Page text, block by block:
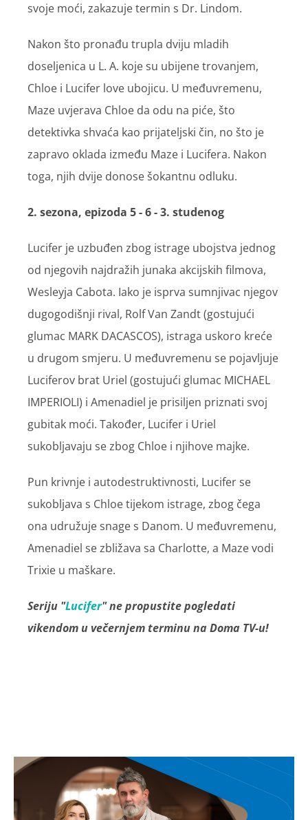
svoje moći, zakazuje termin s Dr. Lindom.
Nakon što pronađu trupla dviju mladih
doseljenica u L. A. koje su ubijene trovanjem,
Chloe i Lucifer love ubojicu. U međuvremenu,
Maze uvjerava Chloe da odu na piće, što
detektivka shvaća kao prijateljski čin, no što je
zapravo oklada između Maze i Lucifera. Nakon
toga, njih dvije donose šokantnu odluku.
2. sezona, epizoda 5 - 6 - 3. studenog
Lucifer je uzbuđen zbog istrage ubojstva jednog
od njegovih najdražih junaka akcijskih filmova,
Wesleyja Cabota. Iako je isprva sumnjivac njegov
dugogodišnji rival, Rolf Van Zandt (gostujući
glumac MARK DACASCOS), istraga uskoro kreće
u drugom smjeru. U međuvremenu se pojavljuje
Luciferov brat Uriel (gostujući glumac MICHAEL
IMPERIOLI) i Amenadiel je prisiljen priznati svoj
gubitak moći. Također, Lucifer i Uriel
sukobljavaju se zbog Chloe i njihove majke.
Pun krivnje i autodestruktivnosti, Lucifer se
sukobljava s Chloe tijekom istrage, zbog čega
ona udružuje snage s Danom. U međuvremenu,
Amenadiel se zbližava sa Charlotte, a Maze vodi
Trixie u maškare.
Seriju "Lucifer" ne propustite pogledati
vikendom u večernjem terminu na Doma TV-u!